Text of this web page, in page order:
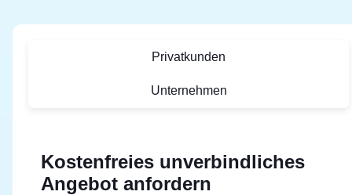
Privatkunden
Unternehmen
Kostenfreies unverbindliches
Angebot anfordern